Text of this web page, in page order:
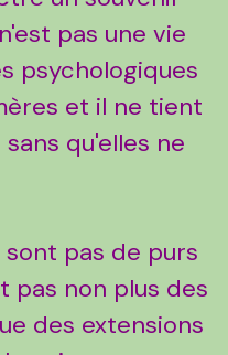
pas une vie
psychologiques
et il ne tient
qu'elles ne
pas de purs
pas non plus des
des extensions